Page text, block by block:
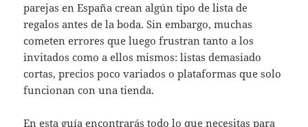
parejas en España crean algún tipo de lista de
regalos antes de la boda. Sin embargo, muchas
cometen errores que luego frustran tanto a los
invitados como a ellos mismos: listas demasiado
cortas, precios poco variados o plataformas que solo
funcionan con una tienda.
En esta guía encontrarás todo lo que necesitas para